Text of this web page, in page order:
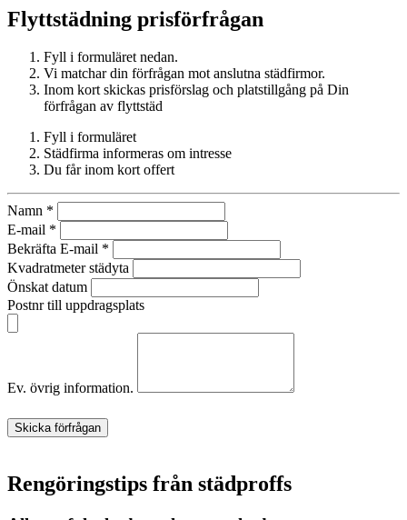
Flyttstädning prisförfrågan
Fyll i formuläret nedan.
Vi matchar din förfrågan mot anslutna städfirmor.
Inom kort skickas prisförslag och platstillgång på Din
förfrågan av flyttstäd
Fyll i formuläret
Städfirma informeras om intresse
Du får inom kort offert
Namn *
E-mail *
Bekräfta E-mail *
Kvadratmeter städyta
Önskat datum
Postnr till uppdragsplats
Ev. övrig information.
Skicka förfrågan
Rengöringstips från städproffs